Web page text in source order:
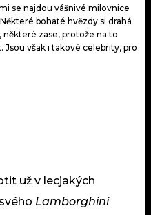
se najdou vášnivé milovnice
bohaté hvězdy si drahá
zase, protože na to
však i takové celebrity, pro
už v lecjakých
Lamborghini